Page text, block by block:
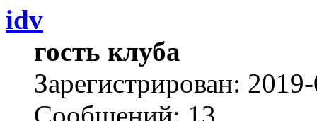
idv
гость клуба
Зарегистрирован: